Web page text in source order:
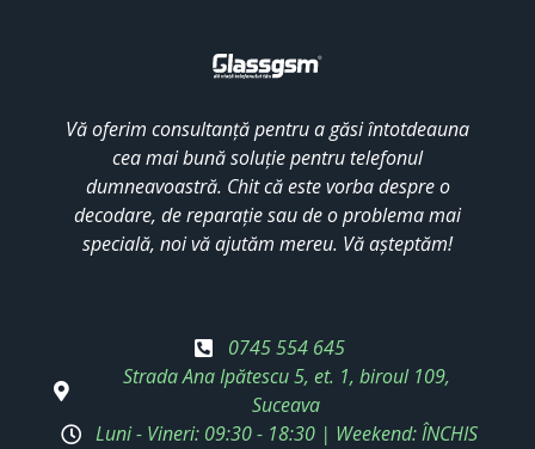
Vă oferim consultanță pentru a găsi întotdeauna
cea mai bună soluție pentru telefonul
dumneavoastră. Chit că este vorba despre o
decodare, de reparație sau de o problema mai
specială, noi vă ajutăm mereu. Vă așteptăm!
0745 554 645
Strada Ana Ipătescu 5, et. 1, biroul 109,
Suceava
Luni - Vineri: 09:30 - 18:30 | Weekend: ÎNCHIS